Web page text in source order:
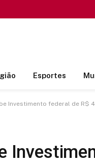
Esportes
Investimento federal de R$